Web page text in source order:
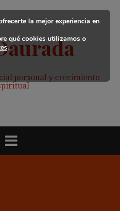
personal y crecimiento
la mejor experiencia en
qué cookies utilizamos o
.